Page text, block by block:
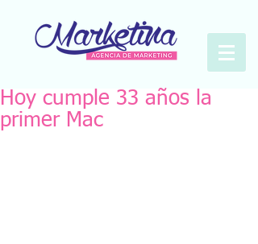
Hoy cumple 33 años la
primer Mac